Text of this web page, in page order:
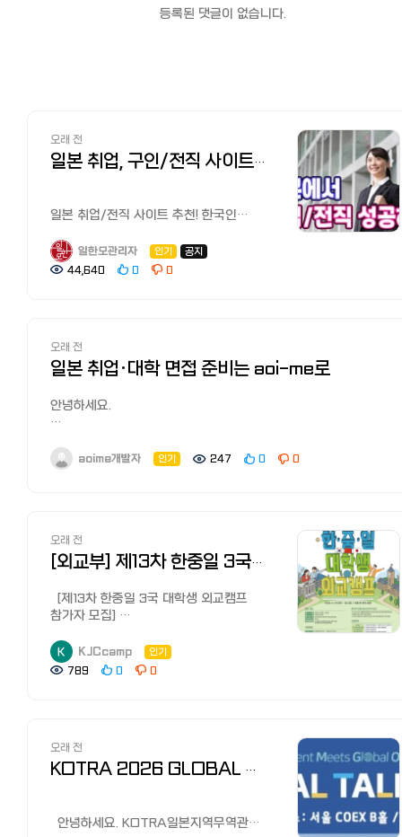
등록된 댓글이 없습니다.
오래 전
일본 취업, 구인/전직 사이트 추천! 한국인 선배가 전수하는 꿀팁과 구직 시장
일본 취업/전직 사이트 추천! 한국인
일본에서 살기 위해 가장 먼저 해야 할
일은 바로 취업해서 직업을 갖는
이번에는 근성 부족으로 여러 번 직장을
옮겼고 삼성전자 파견사원부터 야후재팬
올라온 정보를 바탕으로 신졸취업 추천
사이트와 전직 사이트, 꿀팁 등을
프로모션을 포함하고 있습니다.）
【질문】 현재 워킹와서 아르바이트중인데
가르쳐 주세요. 【답변】 구인/취업/전직
사이트 종류와 현황
먼저 일본에서는 '취업（就業）'이 아닌
'취직（就職）'이라는 주로 단어를 쓰며,
취업/구직 활동을 '슈카츠（就活：
취활）', 전직활동을 '덴쇼쿠 카츠도
（転職活動）'라고 합니다.
일본은 티비에도 하루에 수많은 취업,
에이전트 사이트 광고가 나올 정도로
알기 쉽게 설명 드리면, 크게 대학
졸업자를 위한 신졸 구인/취업 사이트와
전직, 재취업자를 위한 전직사이트가
외국인들도 많이 이용한다고 합니다.
일한모관리자 인기
공지
44,640
0 0
오래 전
일본 취업·대학 면접 준비는 aoi-me로
안녕하세요.
일본 취업이나 대학 진학을 준비하면서 면접 답변을 정리하는
자신이 가지고 있는 이력서를 등록하고, 지원하고 싶은 대학의
모집요강이나 기업의 채용 공고를 함께 입력하면 해당 지원처에
맞는 면접 대본과 예상 질문을 생성할 수 있습니다.
생성된 질문에 직접 답변을 작성하면 답변의 구체성이나 일관성,
설득력 등에 대한 평가를 받을 수 있고, 부족한 부분에 대한 설명과
개선된 답변 예시도 확인할 수 있습니다.
사이트 이름인AOI-ME에는 두 가지 의미를 담았습니다.
일본어青い実 아오이 미는 아직 완전히 익지 않은 푸른 과실이라는
정했습니다.
현재는 정식 서비스가 아닌 테스트용 배포 사이트입니다. 테스트
기간에 가입하거나 입력한 계정 정보, 이력서, 모집요강, 채용 공고,
면접 대본과 답변 등의 데이터는 정식 배포 과정에서 모두 삭제될
예정이니 이 점 양해 부탁드립니다.
aoime개발자 인기 247 0 0
오래 전
[외교부] 제13차 한중일 3국 대학생 외교캠프 참가자 모집(~5월27일)
[제13차 한중일 3국 대학생 외교캠프
참가자 모집]
외교캠프'에 함께 할 참가자를
모집합니다!
직접 만나 서로의 문화를 경험하고
교류하는 외교캠프에 관심있는 대학생
23일(화) ~ 26일(금) - 장소 : 서울 및
KJCcamp
인기
789
0 0
오래 전
KOTRA 2026 GLOBAL TALENT FAIR (6월1~2일) 개최 안내
안녕하세요. KOTRA일본지역무역관